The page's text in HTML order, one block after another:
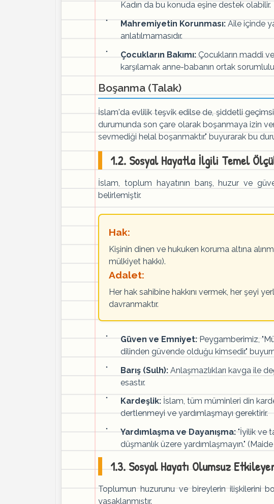
Kadın da bu konuda eşine destek olabilir.
Mahremiyetin Korunması:Aile içinde
anlatılmamasıdır.
Çocukların Bakımı:Çocukların maddi
karşılamak anne-babanın ortak
Boşanma (Talak)
İslam'da evlilik teşvik edilse de, şiddetli
durumunda son çare olarak boşanmaya izin
sevmediği helal boşanmaktır." buyurarak bu
1.2. Sosyal Hayatla İlgili Temel
İslam, toplum hayatının barış, huzur ve
belirlemiştir.
Hak:
Kişinin dinen ve hukuken koruma altına
mülkiyet hakkı).
Adalet:
Her hak sahibine hakkını vermek, her şeyi
davranmaktır.
Güven ve Emniyet:Peygamberimiz,
dilinden güvende olduğu kimsedir."
Barış (Sulh):Anlaşmazlıkları kavga ile
esastır.
Kardeşlik:İslam, tüm müminleri din
dertlenmeyi ve yardımlaşmayı gerektirir.
Yardımlaşma ve Dayanışma:"İyilik ve
düşmanlık üzere yardımlaşmayın."
1.3. Sosyal Hayatı Olumsuz
Toplumun huzurunu ve bireylerin ilişkilerini
yasaklanmıştır.